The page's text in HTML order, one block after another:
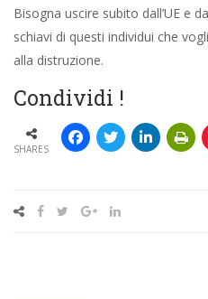
Bisogna uscire subito dall’UE e
schiavi di questi individui che
alla distruzione.
Condividi !
SHARES